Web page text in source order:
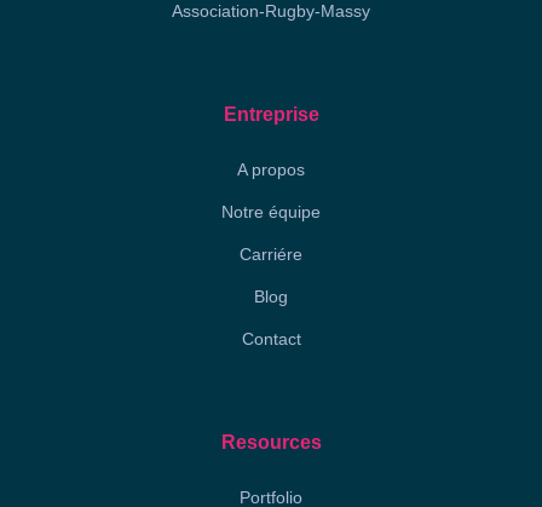
Association-Rugby-Massy
Entreprise
A propos
Notre équipe
Carriére
Blog
Contact
Resources
Portfolio